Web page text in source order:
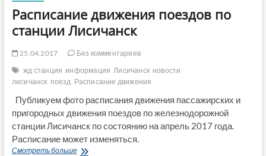
Расписание движения поездов по
станции Лисичанск
25.04.2017
Без комментариев
жд станция информация Лисичанск новости
лисичанск поезд Расписание движения
Публикуем фото расписания движения пассажирских и
пригородных движения поездов по железнодорожной
станции Лисичанск по состоянию на апрель 2017 года.
Расписание может изменяться.
Смотреть большеРасписание